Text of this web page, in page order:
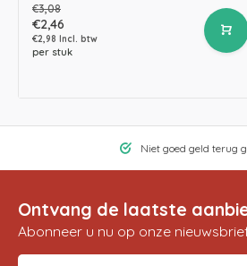
€3,08
€2,46
€2,98 Incl. btw
per stuk
Niet goed geld terug
Ontvang de laatste
Abonneer u nu op onze